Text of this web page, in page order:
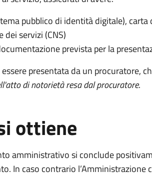
pubblico di identità digitale),
dei servizi (CNS)
prevista per la
presentata da un procuratore,
di notorietà resa dal procuratore.
ottiene
amministrativo si conclude
In caso contrario l’Amministrazione